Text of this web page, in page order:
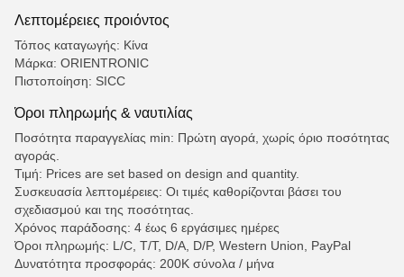
Λεπτομέρειες προιόντος
Τόπος καταγωγής: Κίνα
Μάρκα: ORIENTRONIC
Πιστοποίηση: SICC
Όροι πληρωμής & ναυτιλίας
Ποσότητα παραγγελίας min: Πρώτη αγορά, χωρίς όριο ποσότητας
αγοράς.
Τιμή: Prices are set based on design and quantity.
Συσκευασία λεπτομέρειες: Οι τιμές καθορίζονται βάσει του
σχεδιασμού και της ποσότητας.
Χρόνος παράδοσης: 4 έως 6 εργάσιμες ημέρες
Όροι πληρωμής: L/C, T/T, D/A, D/P, Western Union, PayPal
Δυνατότητα προσφοράς: 200K σύνολα / μήνα